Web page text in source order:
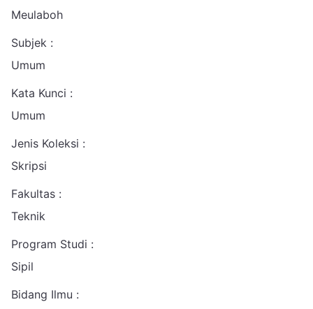
Meulaboh
Subjek :
Umum
Kata Kunci :
Umum
Jenis Koleksi :
Skripsi
Fakultas :
Teknik
Program Studi :
Sipil
Bidang Ilmu :